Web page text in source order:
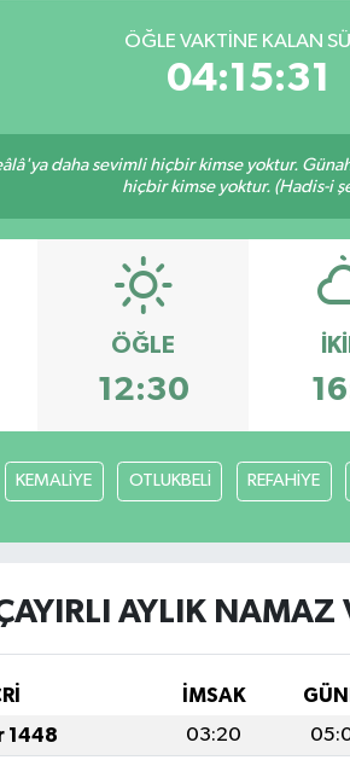
ÖĞLE VAKTINE KALAN
04:15:30
daha sevimli hiçbir kimse yoktur.
hiçbir kimse yoktur. (Hadis-i
ÖĞLE
12:30
KEMALİYE OTLUKBELİ REFAHİYE
AYLIK NAMAZ
İMSAK
1448 03:20